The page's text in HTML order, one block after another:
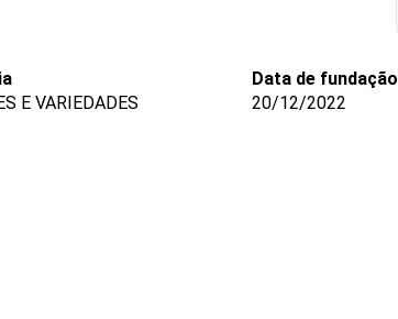
E VARIEDADES
Data de fundação
20/12/2022